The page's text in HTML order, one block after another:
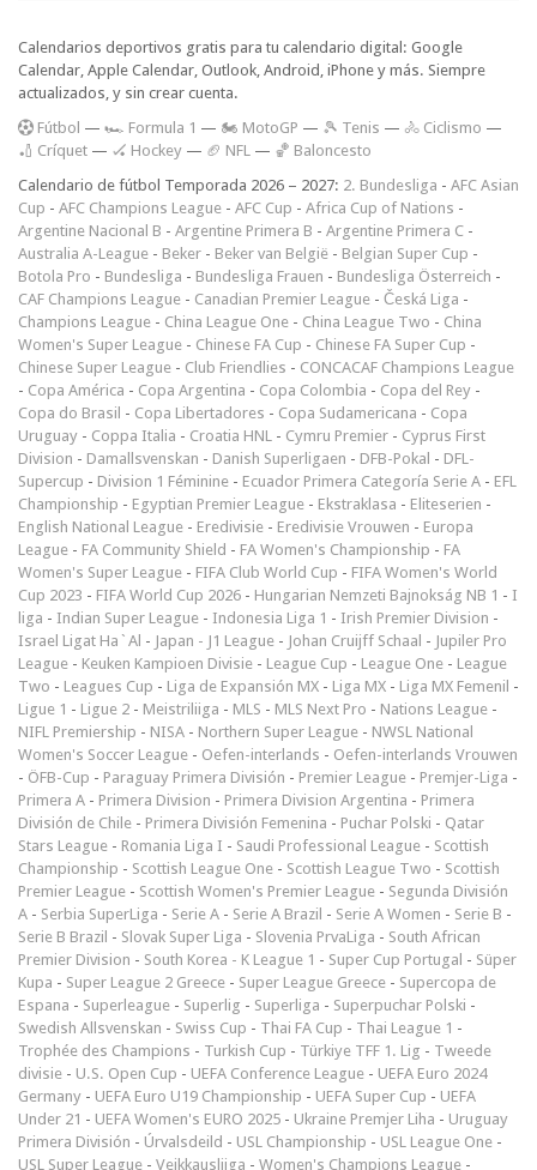
Calendarios deportivos gratis para tu calendario digital: Google
Calendar, Apple Calendar, Outlook, Android, iPhone y más. Siempre
actualizados, y sin crear cuenta.
Fútbol — 🏎️ Formula 1 — 🏍 MotoGP — 🎾 Tenis — 🚴 Ciclismo —
🏏 Críquet — 🏑 Hockey — 🏈 NFL — 🏀 Baloncesto
Calendario de fútbol Temporada 2026 – 2027: 2. Bundesliga - AFC Asian
Cup - AFC Champions League - AFC Cup - Africa Cup of Nations -
Argentine Nacional B - Argentine Primera B - Argentine Primera C -
Australia A-League - Beker - Beker van België - Belgian Super Cup -
Botola Pro - Bundesliga - Bundesliga Frauen - Bundesliga Österreich -
CAF Champions League - Canadian Premier League - Česká Liga -
Champions League - China League One - China League Two - China
Women's Super League - Chinese FA Cup - Chinese FA Super Cup -
Chinese Super League - Club Friendlies - CONCACAF Champions League
- Copa América - Copa Argentina - Copa Colombia - Copa del Rey -
Copa do Brasil - Copa Libertadores - Copa Sudamericana - Copa
Uruguay - Coppa Italia - Croatia HNL - Cymru Premier - Cyprus First
Division - Damallsvenskan - Danish Superligaen - DFB-Pokal - DFL-
Supercup - Division 1 Féminine - Ecuador Primera Categoría Serie A - EFL
Championship - Egyptian Premier League - Ekstraklasa - Eliteserien -
English National League - Eredivisie - Eredivisie Vrouwen - Europa
League - FA Community Shield - FA Women's Championship - FA
Women's Super League - FIFA Club World Cup - FIFA Women's World
Cup 2023 - FIFA World Cup 2026 - Hungarian Nemzeti Bajnokság NB 1 - I
liga - Indian Super League - Indonesia Liga 1 - Irish Premier Division -
Israel Ligat Ha`Al - Japan - J1 League - Johan Cruijff Schaal - Jupiler Pro
League - Keuken Kampioen Divisie - League Cup - League One - League
Two - Leagues Cup - Liga de Expansión MX - Liga MX - Liga MX Femenil -
Ligue 1 - Ligue 2 - Meistriliiga - MLS - MLS Next Pro - Nations League -
NIFL Premiership - NISA - Northern Super League - NWSL National
Women's Soccer League - Oefen-interlands - Oefen-interlands Vrouwen
- ÖFB-Cup - Paraguay Primera División - Premier League - Premjer-Liga -
Primera A - Primera Division - Primera Division Argentina - Primera
División de Chile - Primera División Femenina - Puchar Polski - Qatar
Stars League - Romania Liga I - Saudi Professional League - Scottish
Championship - Scottish League One - Scottish League Two - Scottish
Premier League - Scottish Women's Premier League - Segunda División
A - Serbia SuperLiga - Serie A - Serie A Brazil - Serie A Women - Serie B -
Serie B Brazil - Slovak Super Liga - Slovenia PrvaLiga - South African
Premier Division - South Korea - K League 1 - Super Cup Portugal - Süper
Kupa - Super League 2 Greece - Super League Greece - Supercopa de
Espana - Superleague - Superlig - Superliga - Superpuchar Polski -
Swedish Allsvenskan - Swiss Cup - Thai FA Cup - Thai League 1 -
Trophée des Champions - Turkish Cup - Türkiye TFF 1. Lig - Tweede
divisie - U.S. Open Cup - UEFA Conference League - UEFA Euro 2024
Germany - UEFA Euro U19 Championship - UEFA Super Cup - UEFA
Under 21 - UEFA Women's EURO 2025 - Ukraine Premjer Liha - Uruguay
Primera División - Úrvalsdeild - USL Championship - USL League One -
USL Super League - Veikkausliiga - Women's Champions League -